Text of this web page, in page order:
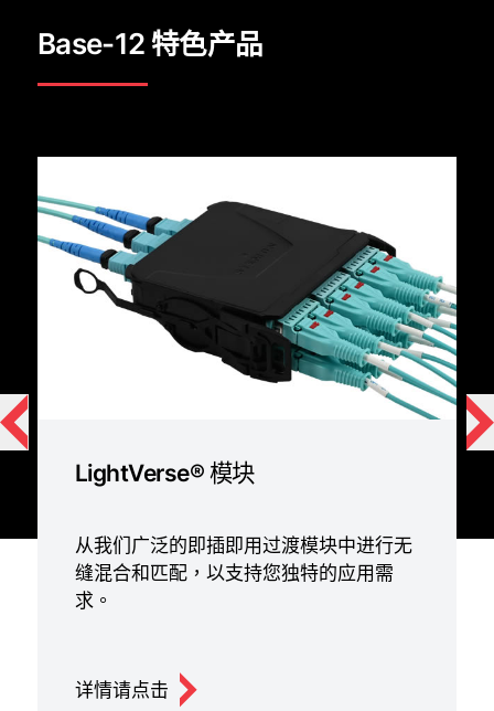
Base-12 特色产品
LightVerse® 模块
从我们广泛的即插即用过渡模块中进行无
缝混合和匹配，以支持您独特的应用需
求。
详情请点击